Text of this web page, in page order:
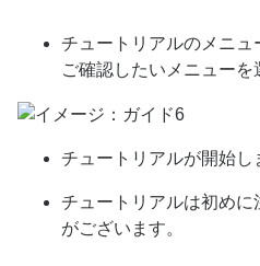
チュートリアルのメニュ
ご確認したいメニューを
チュートリアルが開始し
チュートリアルは初め
がございます。